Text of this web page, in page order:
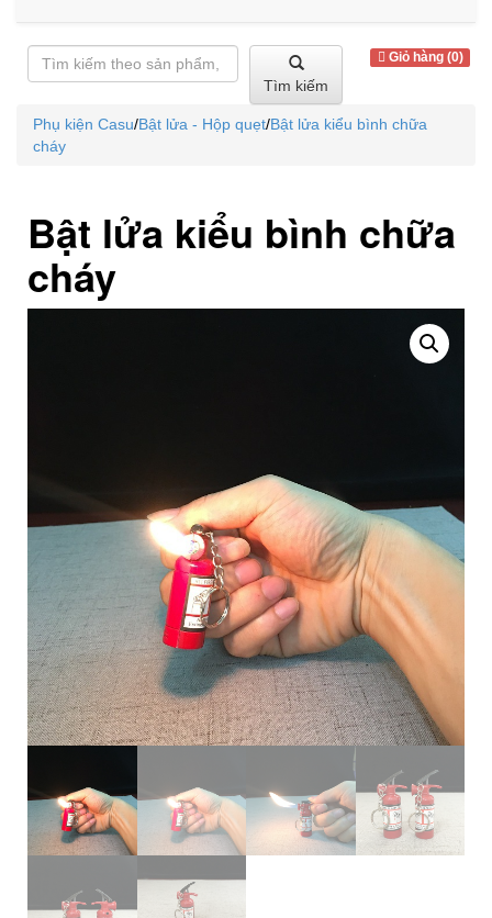
Tìm kiếm
Giỏ hàng (0)
Phụ kiện Casu/Bật lửa - Hộp quẹt/Bật lửa kiểu bình chữa
cháy
Bật lửa kiểu bình chữa
cháy